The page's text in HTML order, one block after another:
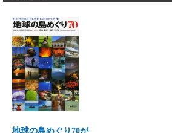
地球の島めぐり70が